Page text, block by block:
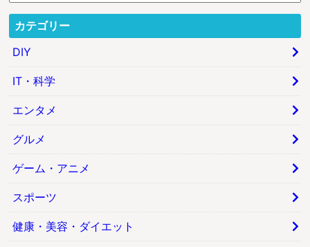
カテゴリー
DIY
IT・科学
エンタメ
グルメ
ゲーム・アニメ
スポーツ
健康・美容・ダイエット